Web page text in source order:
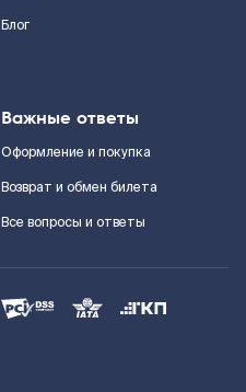
Блог
Важные ответы
Оформление и покупка
Возврат и обмен билета
Все вопросы и ответы